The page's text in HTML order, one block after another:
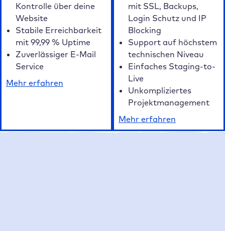
Kontrolle über deine
Website
Stabile Erreichbarkeit
mit 99,99 % Uptime
Zuverlässiger E-Mail
Service
Mehr erfahren
mit SSL, Backups,
Login Schutz und IP
Blocking
Support auf höchstem
technischen Niveau
Einfaches Staging-to-
Live
Unkompliziertes
Projektmanagement
Mehr erfahren